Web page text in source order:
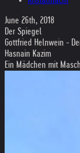
June 26th, 2018
Der Spiegel
Gottfried Helnwein -
Hasnain Kazim
Ein Mädchen mit